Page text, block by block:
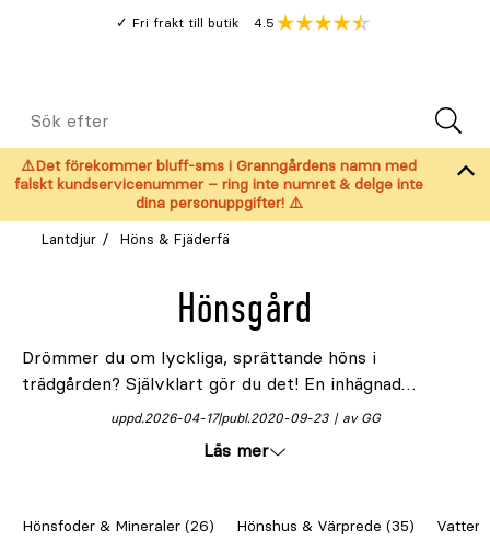
Fri frakt till butik
Genomsnitt
4.5
Meny
Sök
efter
⚠️Det förekommer bluff-sms i Granngårdens namn med
falskt kundservicenummer – ring inte numret & delge inte
dina personuppgifter! ⚠️
Lantdjur Höns & Fjäderfä
Hönsgård
Drömmer du om lyckliga, sprättande höns i
trädgården? Självklart gör du det! En inhägnad
ger dina fjäderklädda vänner friheten att
skyddas mot rovdjur och trafikerade vägar. Hos
spana in våra
hönsnät för stängsel
. Upptäck vår
kunskapsbank där du kan läsa allt du behöver veta om
publ.2020-09-23
uppd.2026-04-17 av GG
Läs mer
Hönsfoder & Mineraler (26) Hönshus & Värprede (35)